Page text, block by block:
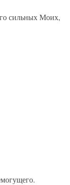
сильных Моих,